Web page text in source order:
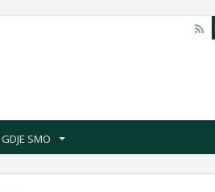
GDJE SMO